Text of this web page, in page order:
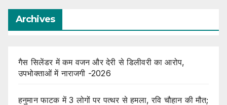
Archives
गैस सिलेंडर में कम वजन और देरी से डिलीवरी का आरोप,
उपभोक्ताओं में नाराजगी -2026
हनुमान फाटक में 3 लोगों पर पत्थर से हमला, रवि चौहान की मौत;